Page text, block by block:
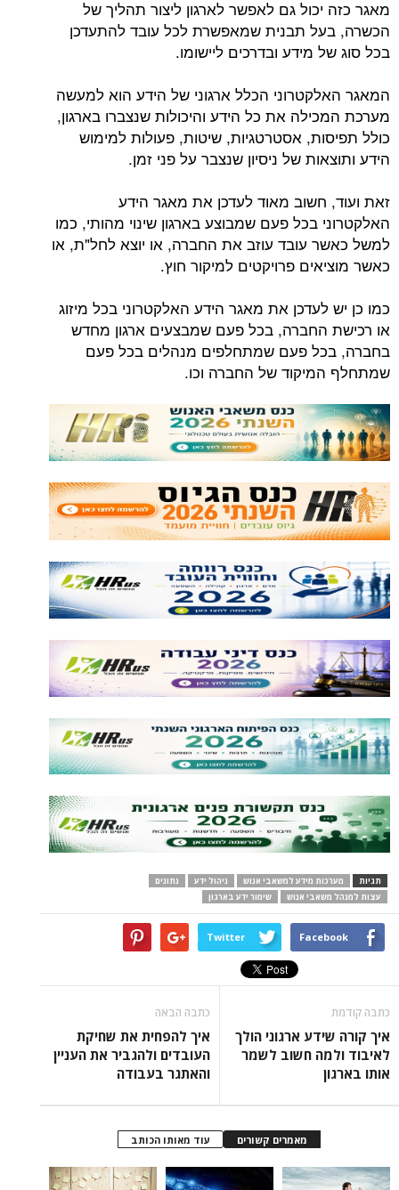
מאגר כזה יכול גם לאפשר לארגון ליצור תהליך של
הכשרה, בעל תבנית שמאפשרת לכל עובד להתעדכן
בכל סוג של מידע ובדרכים ליישומו.
המאגר האלקטרוני הכלל ארגוני של הידע הוא למעשה
מערכת המכילה את כל הידע והיכולות שנצברו בארגון,
כולל תפיסות, אסטרטגיות, שיטות, פעולות למימוש
הידע ותוצאות של ניסיון שנצבר על פני זמן.
זאת ועוד, חשוב מאוד לעדכן את מאגר הידע
האלקטרוני בכל פעם שמבוצע בארגון שינוי מהותי, כמו
למשל כאשר עובד עוזב את החברה, או יוצא לחל"ת, או
כאשר מוציאים פרויקטים למיקור חוץ.
כמו כן יש לעדכן את מאגר הידע האלקטרוני בכל מיזוג
או רכישת החברה, בכל פעם שמבצעים ארגון מחדש
בחברה, בכל פעם שמתחלפים מנהלים בכל פעם
שמתחלף המיקוד של החברה וכו.
תגיות מערכות מידע למשאבי אנוש ניהול ידע
נתונים
עצות למנהל משאבי אנוש
שימור ידע בארגון
Facebook
Twitter
כתבה קודמת
איך קורה שידע ארגוני הולך
לאיבוד ולמה חשוב לשמר
אותו בארגון
כתבה הבאה
איך להפחית את שחיקת
העובדים ולהגביר את העניין
והאתגר בעבודה
מאמרים קשורים עוד מאותו הכותב